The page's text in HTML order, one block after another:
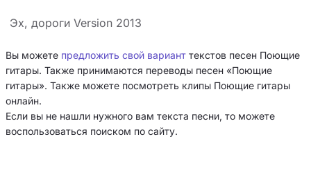
Эх, дороги Version 2013
Вы можете предложить свой вариант текстов песен Поющие
гитары. Также принимаются переводы песен «Поющие
гитары». Также можете посмотреть клипы Поющие гитары
онлайн.
Если вы не нашли нужного вам текста песни, то можете
воспользоваться поиском по сайту.